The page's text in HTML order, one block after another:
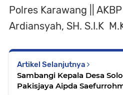
Polres Karawang ||
Ardiansyah, SH. S.I.K
Artikel Selanjutnya
Sambangi Kepala Desa
Pakisjaya Aipda